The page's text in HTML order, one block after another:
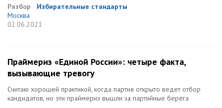
Разбор
Избирательные стандарты
Москва
02.06.2021
Праймериз «Единой России»: четыре факта,
вызывающие тревогу
Считаю хорошей практикой, когда партия открыто ведет отбор
кандидатов, но эти праймериз вышли за партийные берега